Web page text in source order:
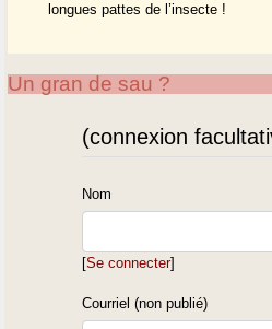
longues pattes de l’insecte !
Un gran de sau ?
(connexion
Nom
[Se connecter]
Courriel (non publié)